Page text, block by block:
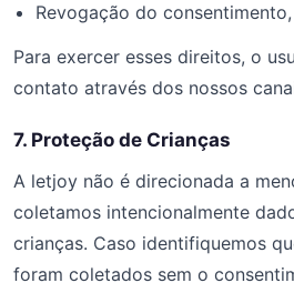
Revogação do
Para exercer esses direitos, o
contato através dos nossos
7. Proteção de Crianças
A letjoy não é direcionada a
coletamos intencionalmente
crianças. Caso identifiquemos
foram coletados sem o